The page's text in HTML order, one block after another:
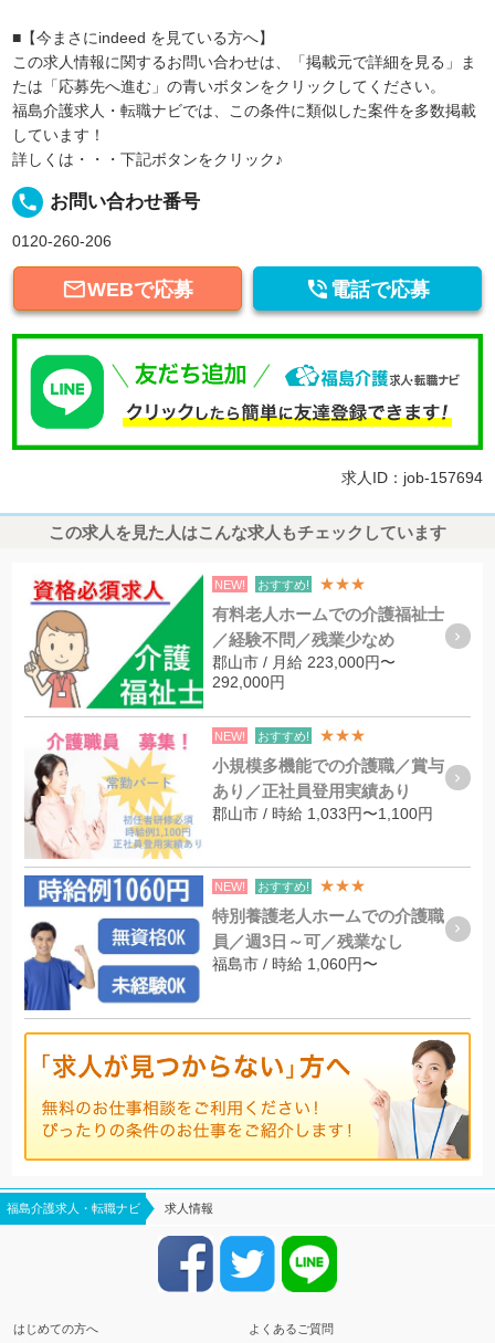
■【今まさにindeed を見ている方へ】
この求人情報に関するお問い合わせは、「掲載元で詳細を見る」ま
たは「応募先へ進む」の青いボタンをクリックしてください。
福島介護求人・転職ナビでは、この条件に類似した案件を多数掲載
しています！
詳しくは・・・下記ボタンをクリック♪
local_phone お問い合わせ番号
0120-260-206
WEBで応募  電話で応募
求人ID：job-157694
この求人を見た人はこんな求人もチェックしています
NEW! おすすめ! ★★★
有料老人ホームでの介護福祉士
／経験不問／残業少なめ
郡山市 / 月給 223,000円〜
292,000円
NEW! おすすめ! ★★★
小規模多機能での介護職／賞与
あり／正社員登用実績あり
郡山市 / 時給 1,033円〜1,100円
NEW! おすすめ! ★★★
特別養護老人ホームでの介護職
員／週3日～可／残業なし
福島市 / 時給 1,060円〜
福島介護求人・転職ナビ 求人情報
はじめての方へ よくあるご質問